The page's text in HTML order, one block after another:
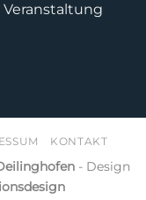
KONTAKT
- Design